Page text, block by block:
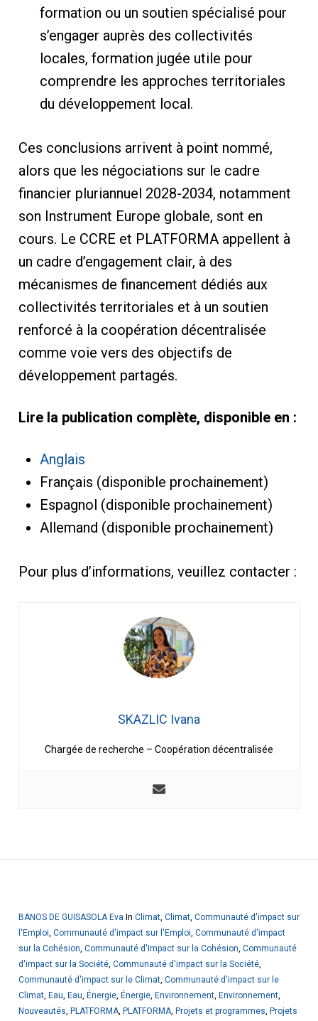
formation ou un soutien spécialisé pour
s’engager auprès des collectivités
locales, formation jugée utile pour
comprendre les approches territoriales
du développement local.
Ces conclusions arrivent à point nommé,
alors que les négociations sur le cadre
financier pluriannuel 2028-2034, notamment
son Instrument Europe globale, sont en
cours. Le CCRE et PLATFORMA appellent à
un cadre d’engagement clair, à des
mécanismes de financement dédiés aux
collectivités territoriales et à un soutien
renforcé à la coopération décentralisée
comme voie vers des objectifs de
développement partagés.
Lire la publication complète, disponible en :
Anglais
Français (disponible prochainement)
Espagnol (disponible prochainement)
Allemand (disponible prochainement)
Pour plus d’informations, veuillez contacter :
SKAZLIC Ivana
Chargée de recherche – Coopération décentralisée
BANOS DE GUISASOLA Eva In Climat, Climat, Communauté d'impact sur
l'Emploi, Communauté d'impact sur l'Emploi, Communauté d'impact
sur la Cohésion, Communauté d'Impact sur la Cohésion, Communauté
d'impact sur la Société, Communauté d'impact sur la Société,
Communauté d'impact sur le Climat, Communauté d'impact sur le
Climat, Eau, Eau, Énergie, Énergie, Environnement, Environnement,
Nouveautés, PLATFORMA, PLATFORMA, Projets et programmes, Projets